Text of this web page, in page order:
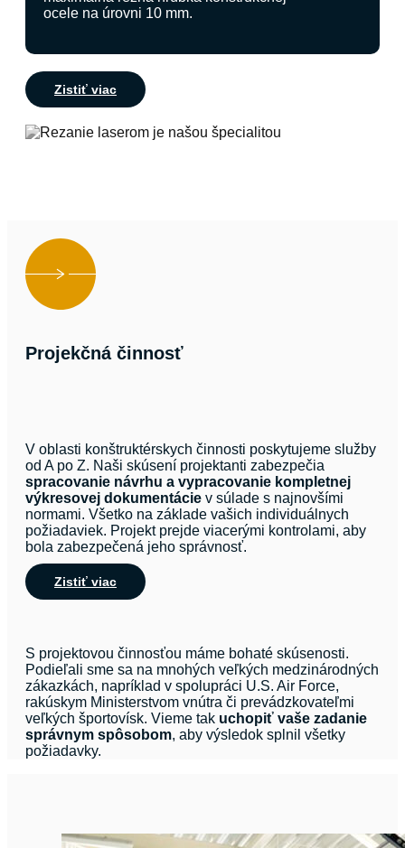
ocele na úrovni 10 mm.
Zistiť viac
Projekčná činnosť
V oblasti konštruktérskych činnosti poskytujeme služby
od A po Z. Naši skúsení projektanti zabezpečia
spracovanie návrhu a vypracovanie kompletnej
výkresovej dokumentácie v súlade s najnovšími
normami. Všetko na základe vašich individuálnych
požiadaviek. Projekt prejde viacerými kontrolami, aby
bola zabezpečená jeho správnosť.
Zistiť viac
S projektovou činnosťou máme bohaté skúsenosti.
Podieľali sme sa na mnohých veľkých medzinárodných
zákazkách, napríklad v spolupráci U.S. Air Force,
rakúskym Ministerstvom vnútra či prevádzkovateľmi
veľkých športovísk. Vieme tak uchopiť vaše zadanie
správnym spôsobom, aby výsledok splnil všetky
požiadavky.